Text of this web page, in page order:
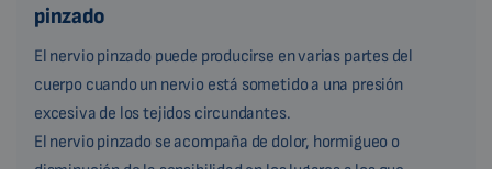
pinzado
El nervio pinzado puede producirse en varias partes del
cuerpo cuando un nervio está sometido a una presión
excesiva de los tejidos circundantes.
El nervio pinzado se acompaña de dolor, hormigueo o